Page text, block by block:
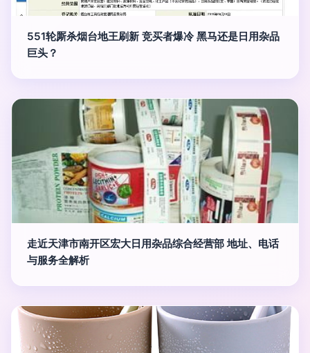
551轮厮杀烟台地王刷新 竞买者爆冷 黑马还是日用杂品
巨头？
走近天津市南开区宏大日用杂品综合经营部 地址、电话
与服务全解析